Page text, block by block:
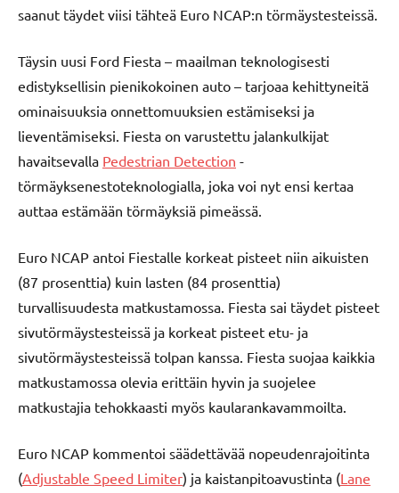
saanut täydet viisi tähteä Euro NCAP:n törmäystesteissä.
Täysin uusi Ford Fiesta – maailman teknologisesti
edistyksellisin pienikokoinen auto – tarjoaa kehittyneitä
ominaisuuksia onnettomuuksien estämiseksi ja
lieventämiseksi. Fiesta on varustettu jalankulkijat
havaitsevalla Pedestrian Detection -
törmäyksenestoteknologialla, joka voi nyt ensi kertaa
auttaa estämään törmäyksiä pimeässä.
Euro NCAP antoi Fiestalle korkeat pisteet niin aikuisten
(87 prosenttia) kuin lasten (84 prosenttia)
turvallisuudesta matkustamossa. Fiesta sai täydet pisteet
sivutörmäystesteissä ja korkeat pisteet etu- ja
sivutörmäystesteissä tolpan kanssa. Fiesta suojaa kaikkia
matkustamossa olevia erittäin hyvin ja suojelee
matkustajia tehokkaasti myös kaularankavammoilta.
Euro NCAP kommentoi säädettävää nopeudenrajoitinta
(Adjustable Speed Limiter) ja kaistanpitoavustinta (Lane